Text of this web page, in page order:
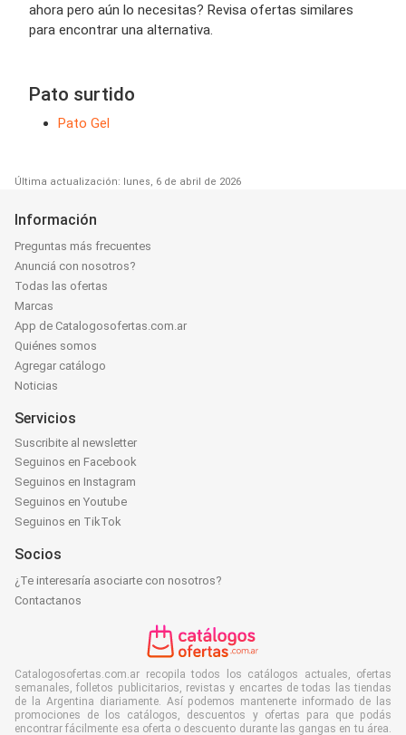
ahora pero aún lo necesitas? Revisa ofertas similares
para encontrar una alternativa.
Pato surtido
Pato Gel
Última actualización: lunes, 6 de abril de 2026
Información
Preguntas más frecuentes
Anunciá con nosotros?
Todas las ofertas
Marcas
App de Catalogosofertas.com.ar
Quiénes somos
Agregar catálogo
Noticias
Servicios
Suscribite al newsletter
Seguinos en Facebook
Seguinos en Instagram
Seguinos en Youtube
Seguinos en TikTok
Socios
¿Te interesaría asociarte con nosotros?
Contactanos
Catalogosofertas.com.ar recopila todos los catálogos actuales, ofertas
semanales, folletos publicitarios, revistas y encartes de todas las tiendas
de la Argentina diariamente. Así podemos mantenerte informado de las
promociones de los catálogos, descuentos y ofertas para que podás
encontrar fácilmente esa oferta o descuento durante las gangas en tu área.